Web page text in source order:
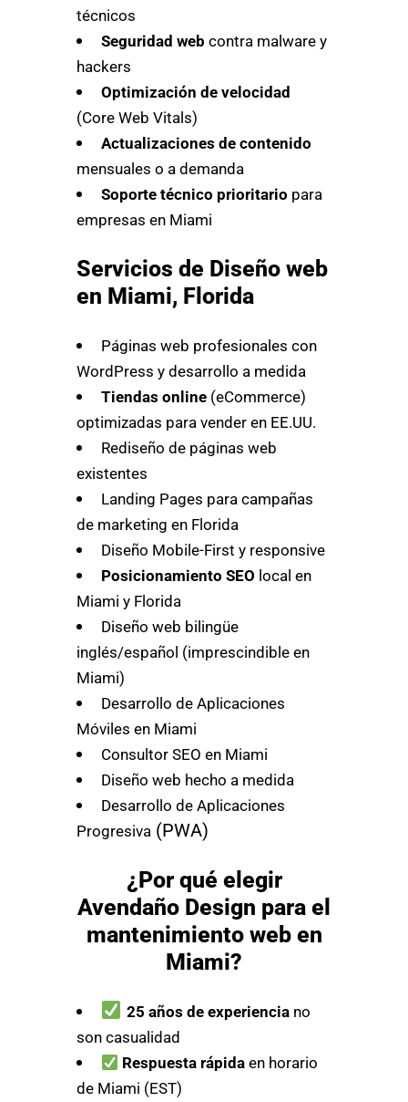
técnicos
Seguridad web contra malware y
hackers
Optimización de velocidad
(Core Web Vitals)
Actualizaciones de contenido
mensuales o a demanda
Soporte técnico prioritario para
empresas en Miami
Servicios de Diseño web
en Miami, Florida
Páginas web profesionales con
WordPress y desarrollo a medida
Tiendas online (eCommerce)
optimizadas para vender en EE.UU.
Rediseño de páginas web
existentes
Landing Pages para campañas
de marketing en Florida
Diseño Mobile-First y responsive
Posicionamiento SEO local en
Miami y Florida
Diseño web bilingüe
inglés/español (imprescindible en
Miami)
Desarrollo de Aplicaciones
Móviles en Miami
Consultor SEO en Miami
Diseño web hecho a medida
Desarrollo de Aplicaciones
Progresiva (PWA)
¿Por qué elegir
Avendaño Design para el
mantenimiento web en
Miami?
25 años de experienciano
son casualidad
Respuesta rápida en horario
de Miami (EST)